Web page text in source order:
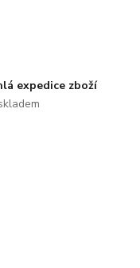
expedice zboží